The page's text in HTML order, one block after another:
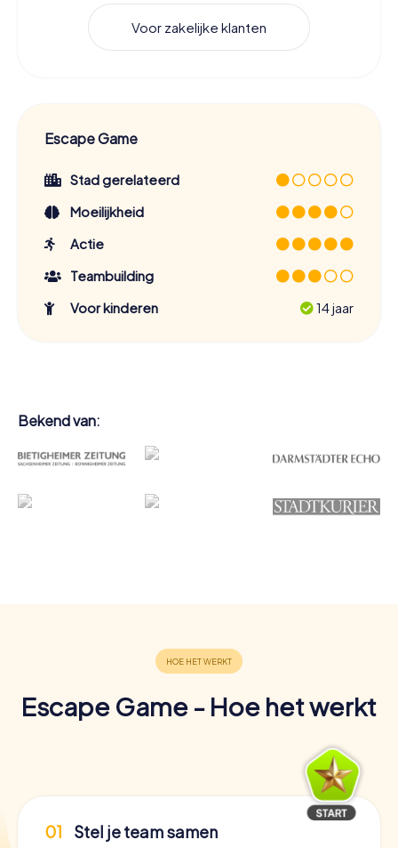
Voor zakelijke klanten
Escape Game
Stad gerelateerd
Moeilijkheid
Actie
Teambuilding
Voor kinderen
14 jaar
Bekend van:
Escape Game - Hoe het werkt
01 Stel je team samen